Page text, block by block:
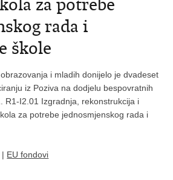
rada i
škole
i mladih donijelo je dvadeset
iz Poziva na dodjelu bespovratnih
R1-I2.01 Izgradnja, rekonstrukcija i
za potrebe jednosmjenskog rada i
| EU fondovi